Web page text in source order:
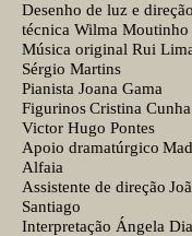
Desenho de luz e direção
técnica Wilma Moutinho
Música original Rui
Sérgio Martins
Pianista Joana Gama
FigurinosCristina Cunha
Victor Hugo Pontes
Apoio dramatúrgico
Alfaia
Assistente de direção
Santiago
Interpretação Ángela